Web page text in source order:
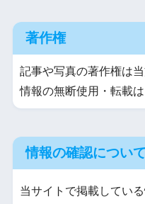
著作権
記事や写真の著作権は
情報の無断使用・転載
情報の確認について
当サイトで掲載してい